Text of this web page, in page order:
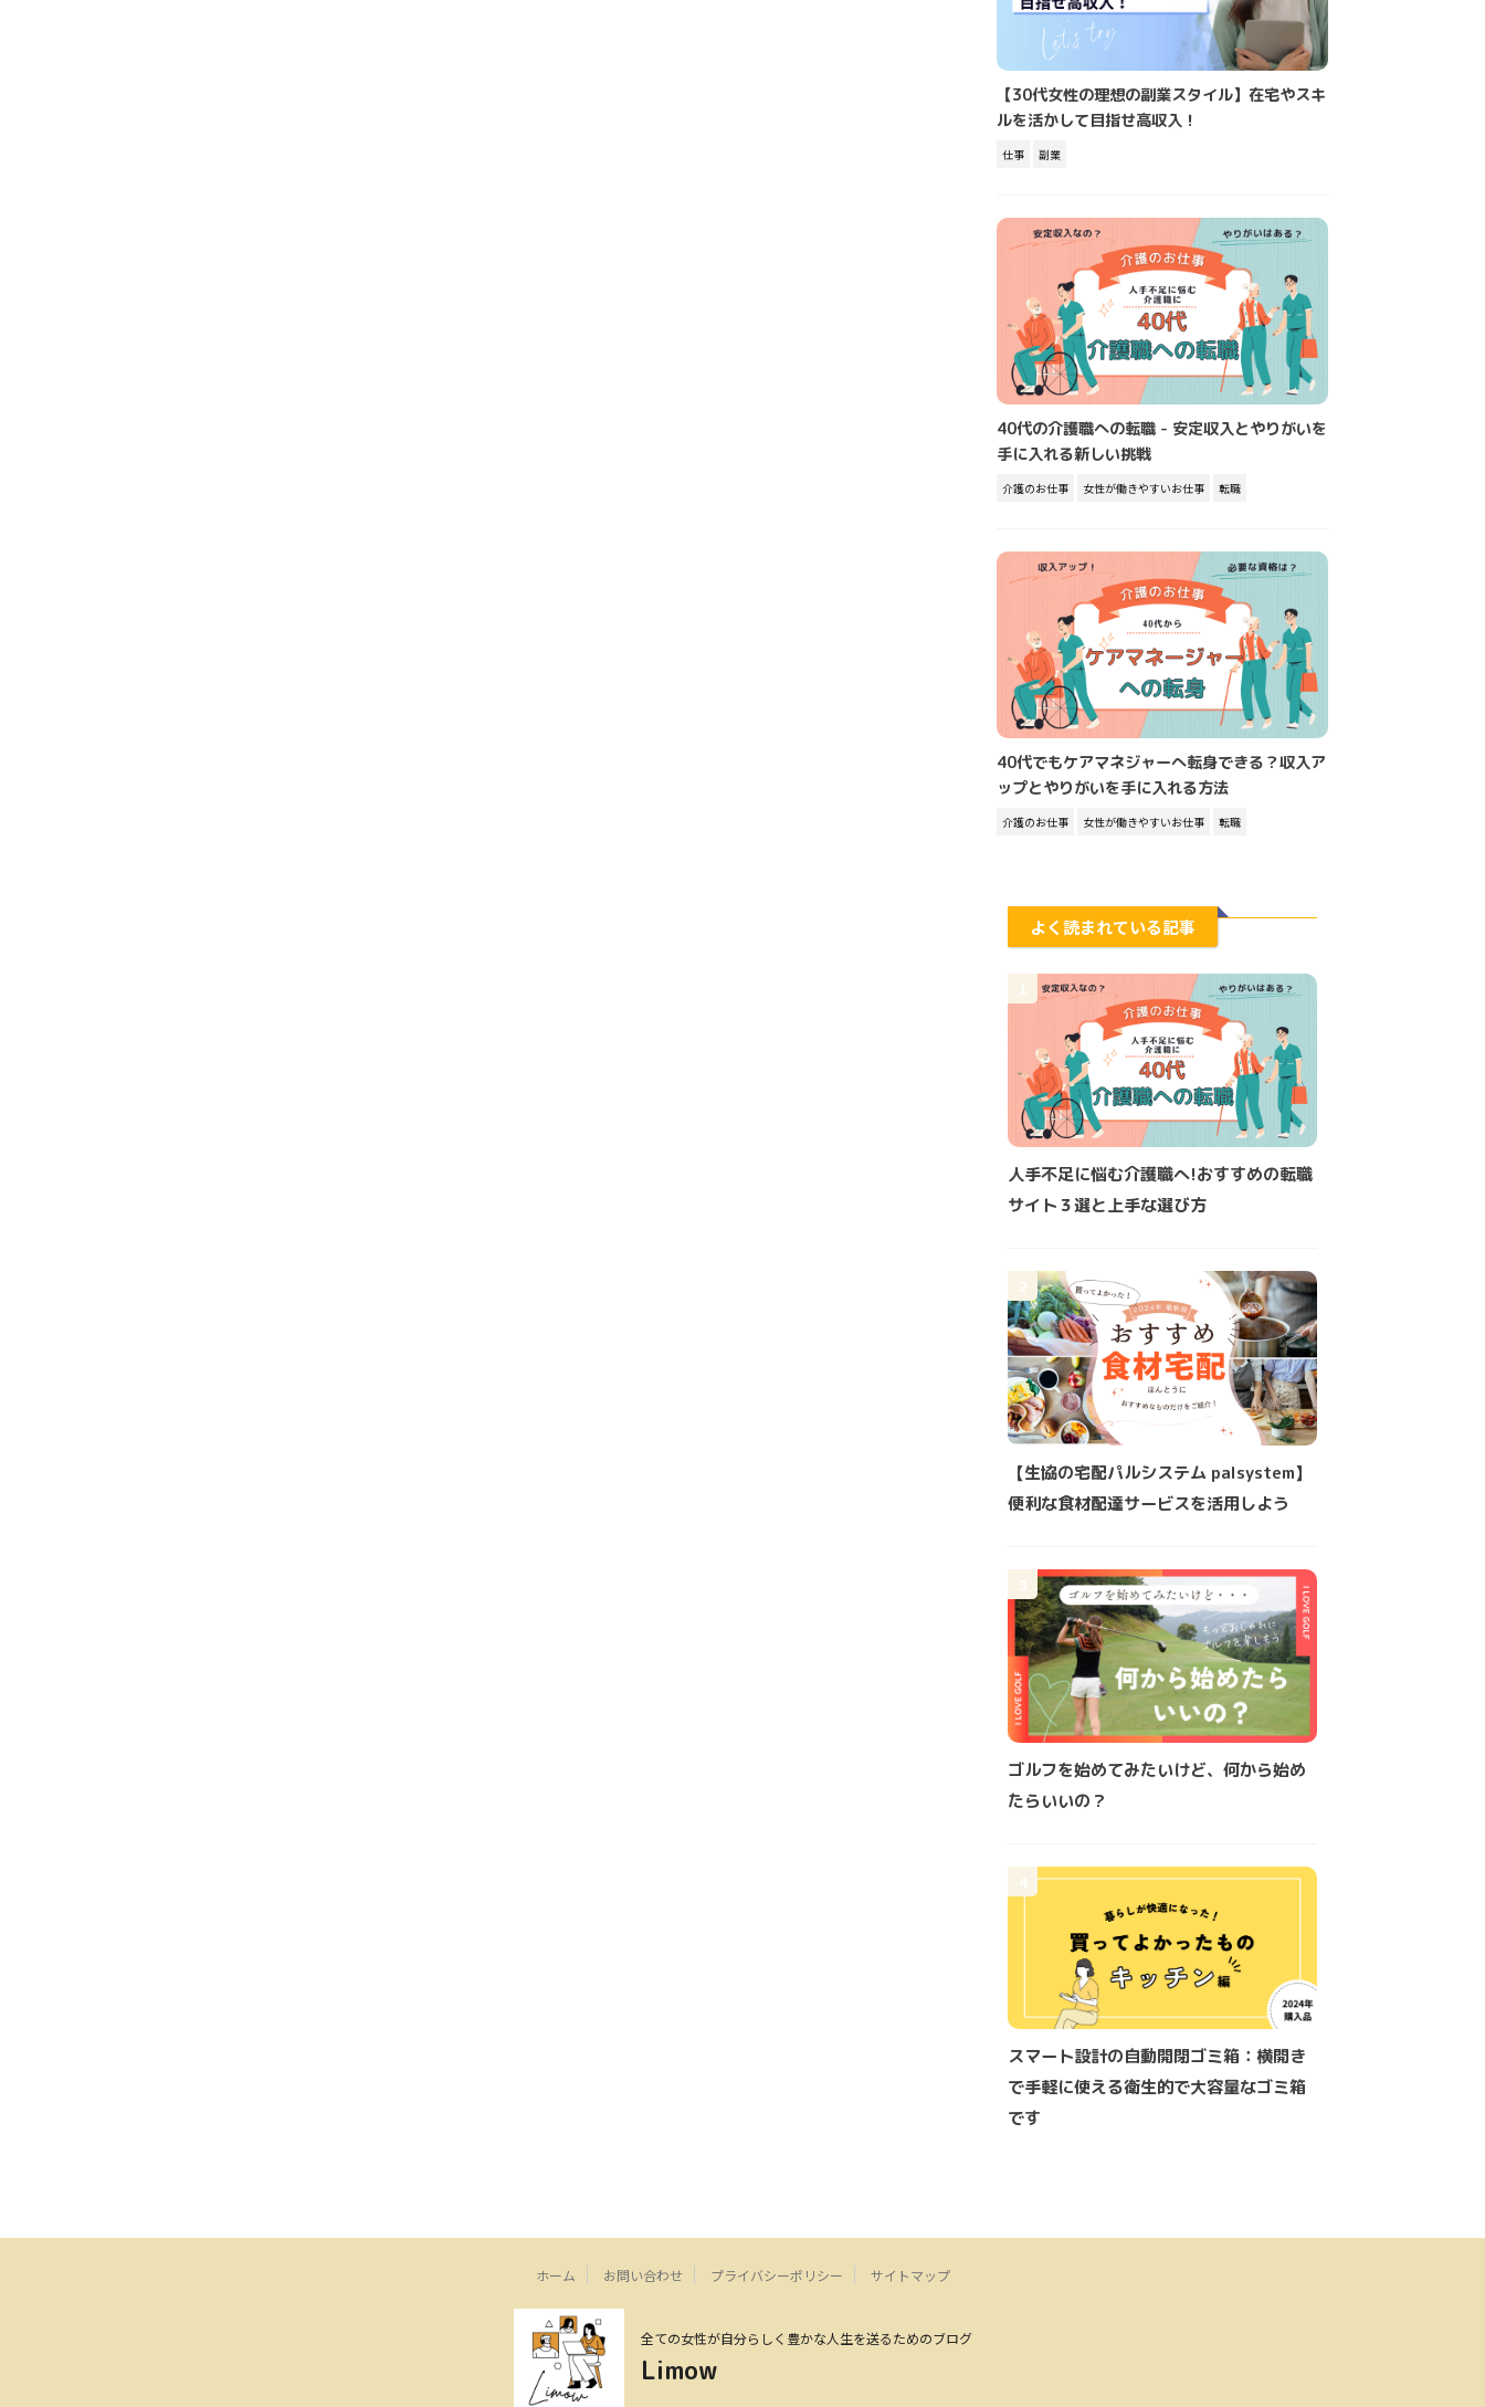
【30代女性の理想の副業スタイル】在宅やスキ
ルを活かして目指せ高収入！
仕事 副業
40代の介護職への転職 - 安定収入とやりがいを
手に入れる新しい挑戦
介護のお仕事 女性が働きやすいお仕事 転職
40代でもケアマネジャーへ転身できる？収入ア
ップとやりがいを手に入れる方法
介護のお仕事 女性が働きやすいお仕事 転職
よく読まれている記事
1
人手不足に悩む介護職へ!おすすめの転職
サイト３選と上手な選び方
2
【生協の宅配パルシステム palsystem】
便利な食材配達サービスを活用しよう
3
ゴルフを始めてみたいけど、何から始め
たらいいの？
4
スマート設計の自動開閉ゴミ箱：横開き
で手軽に使える衛生的で大容量なゴミ箱
です
ホーム お問い合わせ プライバシーポリシー サイトマップ
全ての女性が自分らしく豊かな人生を送るためのブログ
Limow